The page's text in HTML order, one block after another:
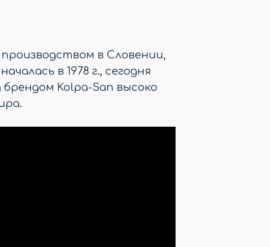
в Словении,
в 1978 г., сегодня
Kolpa-San высоко